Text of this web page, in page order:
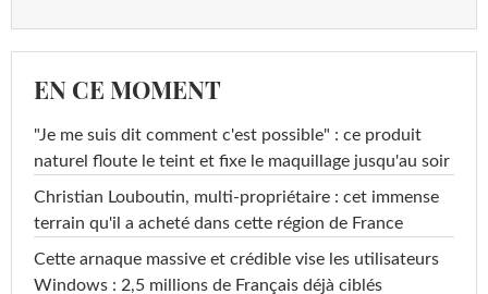
EN CE MOMENT
"Je me suis dit comment c'est possible" : ce produit
naturel floute le teint et fixe le maquillage jusqu'au soir
Christian Louboutin, multi-propriétaire : cet immense
terrain qu'il a acheté dans cette région de France
Cette arnaque massive et crédible vise les utilisateurs
Windows : 2,5 millions de Français déjà ciblés